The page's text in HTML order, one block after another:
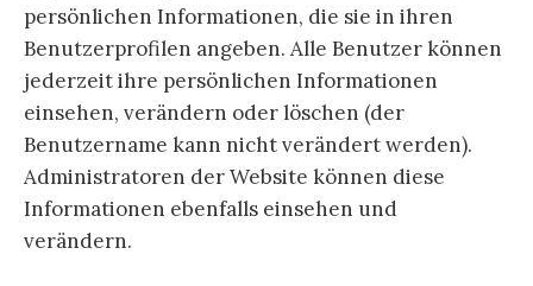
persönlichen Informationen, die sie in ihren
Benutzerprofilen angeben. Alle Benutzer können
jederzeit ihre persönlichen Informationen
einsehen, verändern oder löschen (der
Benutzername kann nicht verändert werden).
Administratoren der Website können diese
Informationen ebenfalls einsehen und
verändern.